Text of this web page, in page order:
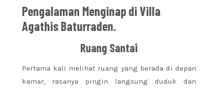
Pengalaman Menginap di Villa
Agathis Baturraden.
Ruang Santai
Pertama kali melihat ruang yang berada di depan
kamar, rasanya pingin langsung duduk dan